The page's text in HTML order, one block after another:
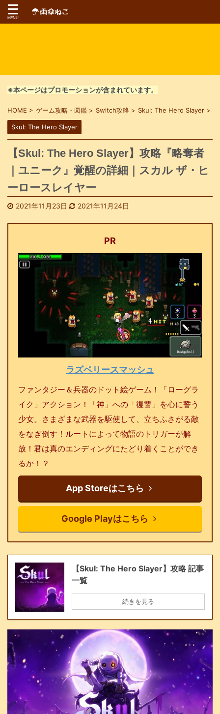
※本ページはプロモーションが含まれています。
HOME > ゲーム攻略・図鑑 > Switch攻略 > Skul: The Hero Slayer >
Skul: The Hero Slayer
【Skul: The Hero Slayer】攻略『略奪者
｜ユニーク』覚醒の詳細｜スカル ザ・ヒ
ーロースレイヤー
2021年11月23日 2021年11月24日
PR
ラズベリースマッシュ
ファンタジー＆兵器のドット絵ゲーム！「ローグラ
イク」アクション！「神」への「復讐」を心に誓う
少女。さまざまな武器を駆使して、立ちふさがる敵
をなぎ倒す！ルートによって物語のトリガーが解
放！君は真のエンディングにたどり着くことができ
るか！？
App Storeはこちら
Google Playはこちら
【Skul: The Hero Slayer】攻略 記事
一覧
続きを見る